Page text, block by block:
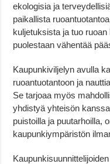
ekologisia ja
paikallista
kuljetuksista ja tuo
puolestaan vähentää
Kaupunkiviljelyn avulla
ruoantuotantoon ja
Se tarjoaa myös
yhdistyä yhteisön
puistoilla ja puutarhoilla,
kaupunkiympäristön